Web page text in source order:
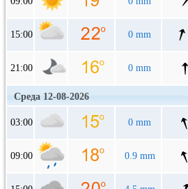
15:00 0 mm
21:00 0 mm
Среда 12-08-2026
03:00 0 mm
09:00 0.9 mm